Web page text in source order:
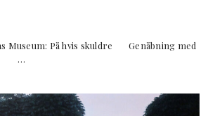
Museum: På hvis skuldre Genåbning med
…